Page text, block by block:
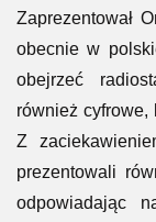
Zaprezentował
obecnie w
obejrzeć
również cyfrowe,
Z
prezentowali
odpowiadając